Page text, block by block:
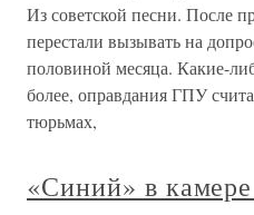
Из советской песни. После
перестали вызывать на
половиной месяца. Какие-
более, оправдания ГПУ
тюрьмах,
«Синий» в